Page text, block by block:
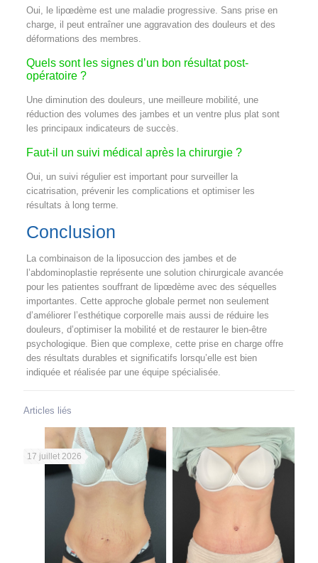
Oui, le lipœdème est une maladie progressive. Sans prise en
charge, il peut entraîner une aggravation des douleurs et des
déformations des membres.
Quels sont les signes d’un bon résultat post-
opératoire ?
Une diminution des douleurs, une meilleure mobilité, une
réduction des volumes des jambes et un ventre plus plat sont
les principaux indicateurs de succès.
Faut-il un suivi médical après la chirurgie ?
Oui, un suivi régulier est important pour surveiller la
cicatrisation, prévenir les complications et optimiser les
résultats à long terme.
Conclusion
La combinaison de la liposuccion des jambes et de
l’abdominoplastie représente une solution chirurgicale avancée
pour les patientes souffrant de lipœdème avec des séquelles
importantes. Cette approche globale permet non seulement
d’améliorer l’esthétique corporelle mais aussi de réduire les
douleurs, d’optimiser la mobilité et de restaurer le bien-être
psychologique. Bien que complexe, cette prise en charge offre
des résultats durables et significatifs lorsqu’elle est bien
indiquée et réalisée par une équipe spécialisée.
Articles liés
17 juillet 2026